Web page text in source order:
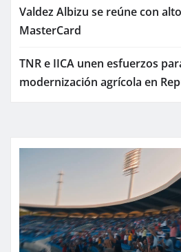
Valdez Albizu se reúne con
MasterCard
TNR e IICA unen esfuerzos
modernización agrícola en